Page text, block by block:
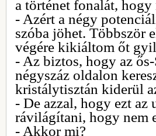
a történet fonalát,
- Azért a négy
szóba jöhet. Többször
végére kikiáltom őt
- Az biztos, hogy az
négyszáz oldalon
kristálytisztán kiderül
- De azzal, hogy ezt az
rávilágítani, hogy nem
- Akkor mi?